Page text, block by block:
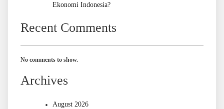
Ekonomi Indonesia?
Recent Comments
No comments to show.
Archives
August 2026